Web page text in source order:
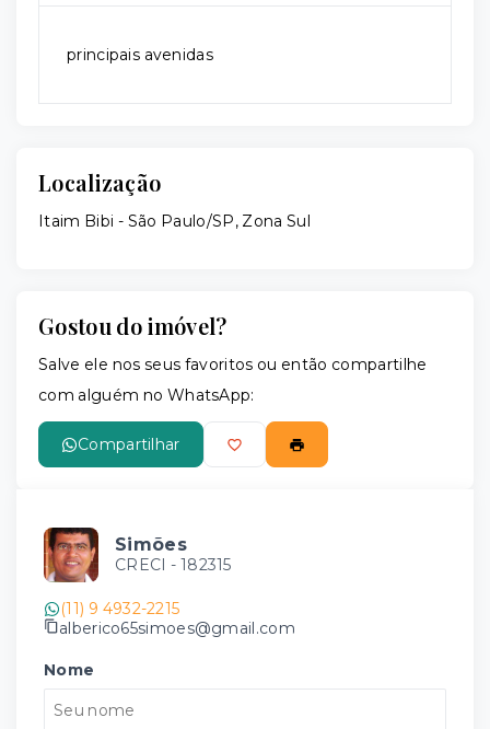
principais avenidas
Localização
Itaim Bibi - São Paulo/SP, Zona Sul
Gostou do imóvel?
Salve ele nos seus favoritos ou então compartilhe
com alguém no WhatsApp:
Compartilhar
Simões
CRECI - 182315
(11) 9 4932-2215
alberico65simoes@gmail.com
Nome